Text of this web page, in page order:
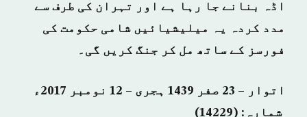
اڈہ بنانے جا رہا ہے اور تہران کی طرف سے
مدد کردہ یہ میلیشیائیں شامی حکومت کی
فورسز کے ساتھ مل کر جنگ کریں گی۔
اتوار – 23 صفر 1439 ہجری – 12 نومبر 2017ء
شمارہ: (14229)